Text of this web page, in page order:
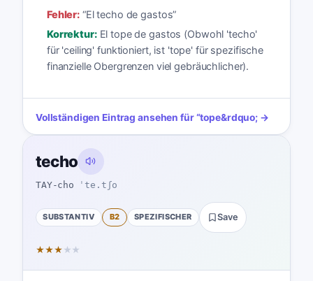
Fehler: “El techo de gastos”
Korrektur: El tope de gastos (Obwohl 'techo'
für 'ceiling' funktioniert, ist 'tope' für spezifische
finanzielle Obergrenzen viel gebräuchlicher).
Vollständigen Eintrag ansehen für“tope&rdquo; →
techo
TAY-cho ˈte.tʃo
SUBSTANTIV B2 SPEZIFISCHER Save
★★★ ★ ★